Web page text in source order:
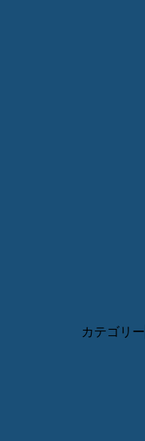
カテゴリー